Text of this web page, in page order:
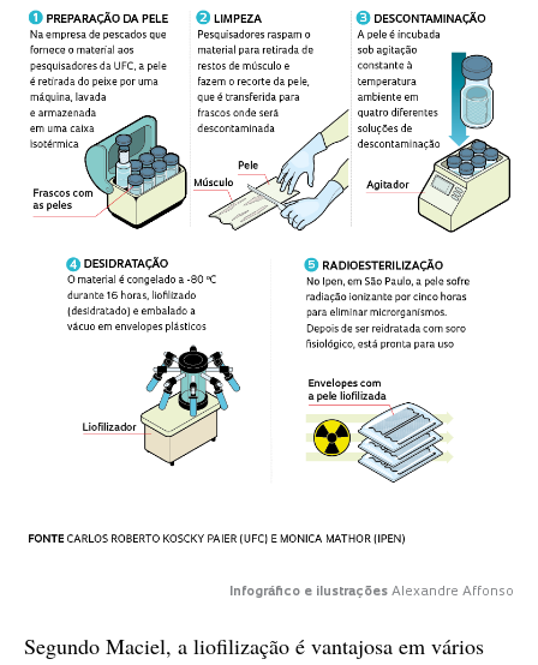
Infográfico e ilustrações Alexandre Affonso
Segundo Maciel, a liofilização é vantajosa em vários